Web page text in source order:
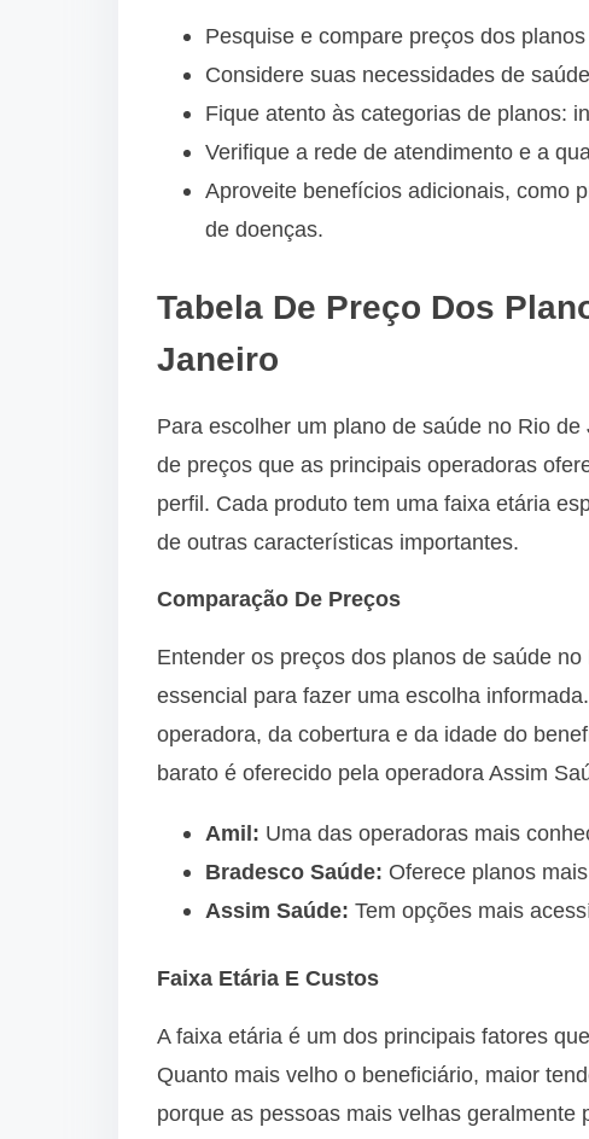
Pesquise e compare preços dos
Considere suas necessidades de
Fique atento às categorias de planos:
Verifique a rede de atendimento e a
Aproveite benefícios adicionais, como
de doenças.
Tabela De Preço Dos
Janeiro
Para escolher um plano de saúde no Rio
de preços que as principais operadoras
perfil. Cada produto tem uma faixa etária
de outras características importantes.
Comparação De Preços
Entender os preços dos planos de saúde
essencial para fazer uma escolha
operadora, da cobertura e da idade do
barato é oferecido pela operadora Assim
Amil: Uma das operadoras mais
Bradesco Saúde: Oferece planos
Assim Saúde: Tem opções mais
Faixa Etária E Custos
A faixa etária é um dos principais fatores
Quanto mais velho o beneficiário, maior
porque as pessoas mais velhas